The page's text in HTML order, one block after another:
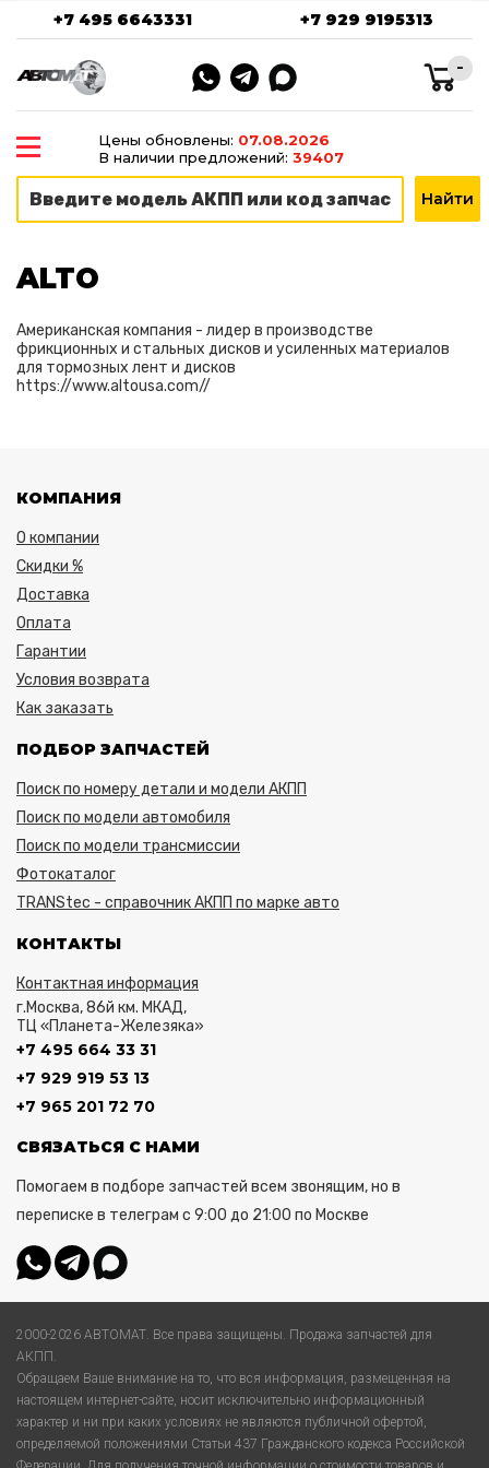
+7 495 6643331 +7 929 9195313
-
Цены обновлены: 07.08.2026
В наличии предложений: 39407
ALTO
Американская компания - лидер в производстве
фрикционных и стальных дисков и усиленных материалов
для тормозных лент и дисков
https://www.altousa.com//
КОМПАНИЯ
О компании
Скидки %
Доставка
Оплата
Гарантии
Условия возврата
Как заказать
ПОДБОР ЗАПЧАСТЕЙ
Поиск по номеру детали и модели АКПП
Поиск по модели автомобиля
Поиск по модели трансмиссии
Фотокаталог
TRANStec - справочник АКПП по марке авто
КОНТАКТЫ
Контактная информация
г.Москва, 86й км. МКАД,
ТЦ «Планета-Железяка»
+7 495 664 33 31
+7 929 919 53 13
+7 965 201 72 70
СВЯЗАТЬСЯ С НАМИ
Помогаем в подборе запчастей всем звонящим, но в
переписке в телеграм с 9:00 до 21:00 по Москве
2000-2026 АВТОМАТ. Все права защищены. Продажа запчастей для
АКПП.
Обращаем Ваше внимание на то, что вся информация, размещенная на
настоящем интернет-сайте, носит исключительно информационный
характер и ни при каких условиях не являются публичной офертой,
определяемой положениями Статьи 437 Гражданского кодекса Российской